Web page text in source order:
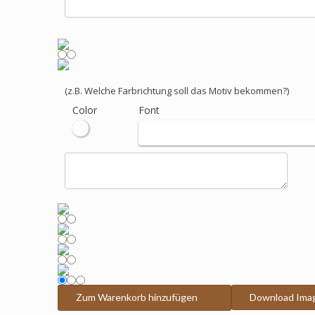
(z.B. Welche Farbrichtung soll das Motiv bekommen?)
Color Font
Zum Warenkorb hinzufügen Download